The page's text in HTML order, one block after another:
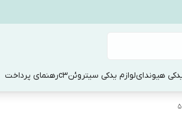
هیوندایلوازم یدکی سیتروئنc3 رهنمای پرداخت